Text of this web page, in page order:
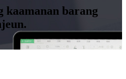
kaamanan barang